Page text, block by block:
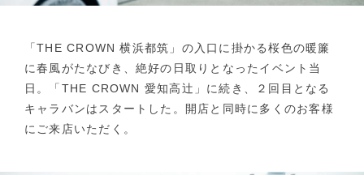
「THE CROWN 横浜都筑」の入口に掛かる桜色の暖簾
に春風がたなびき、絶好の日取りとなったイベント当
日。「THE CROWN 愛知高辻」に続き、２回目となる
キャラバンはスタートした。開店と同時に多くのお客様
にご来店いただく。